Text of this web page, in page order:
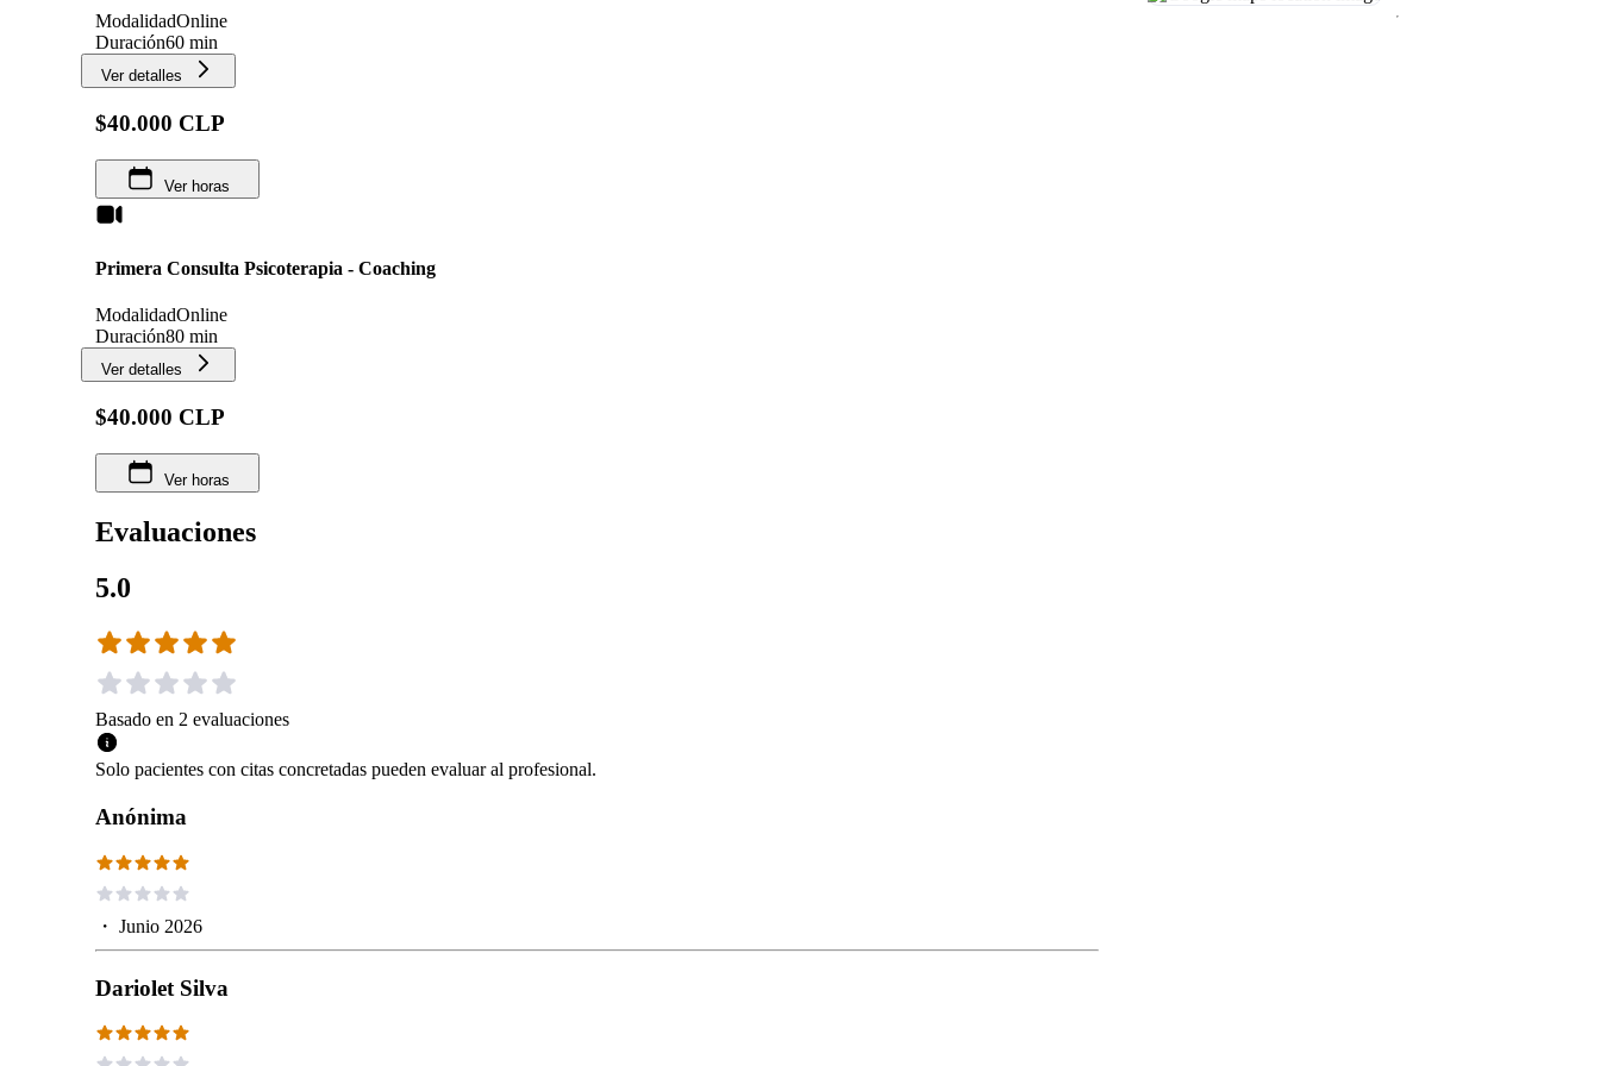
ModalidadOnline
Duración60 min
Ver detalles
$40.000 CLP
Ver horas
Primera Consulta Psicoterapia - Coaching
ModalidadOnline
Duración80 min
Ver detalles
$40.000 CLP
Ver horas
Evaluaciones
5.0
Basado en 2 evaluaciones
Solo pacientes con citas concretadas pueden evaluar al profesional.
Anónima
・ Junio 2026
Dariolet Silva